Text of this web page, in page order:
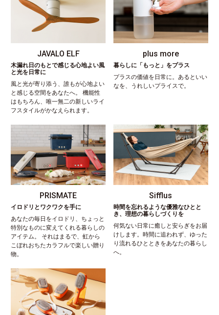
JAVALO ELF
木漏れ日のもとで感じる心地よい風
と光を日常に
風と光が寄り添う、誰もが心地よい
と感じる空間をあなたへ。 機能性
はもちろん、唯一無二の新しいライ
フスタイルがかなえられます。
plus more
暮らしに「もっと」をプラス
プラスの価値を日常に。あるといい
なを、うれしいプライスで。
PRISMATE
イロドリとワクワクを手に
あなたの毎日をイロドリ、ちょっと
特別なものに変えてくれる暮らしの
アイテム。 それはまるで、虹から
こぼれおちたカラフルで楽しい贈り
物。
Sifflus
時間を忘れるような優雅なひとと
き、理想の暮らしづくりを
何気ない日常に癒しと安らぎをお届
けします。時間に追われず、ゆった
り流れるひとときをあなたの暮らし
へ。